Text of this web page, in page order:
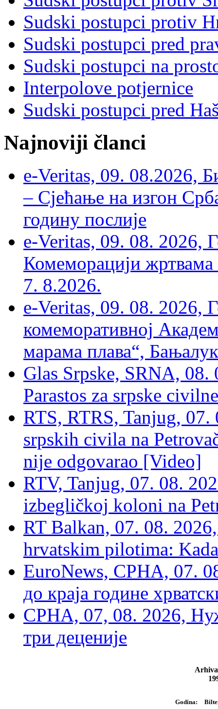
Sudski postupci protiv
Sudski postupci pred
Sudski postupci na
Interpolove potjernice
Sudski postupci pred
Najnoviji članci
e-Veritas, 09. 08.2026,
– Сјећање на изгон
годину послије
e-Veritas, 09. 08. 2026,
Комеморацији жртвама
7. 8.2026.
e-Veritas, 09. 08. 2026,
комеморативној
марама плава“,
Glas Srpske, SRNA,
Parastos za srpske
RTS, RTRS, Tanjug,
srpskih civila na
nije odgovarao [Video]
RTV, Tanjug, 07. 08.
izbegličkoj koloni na
RT Balkan, 07. 08.
hrvatskim pilotima:
EuroNews, СРНА, 07.
до краја године
СРНА, 07, 08. 2026,
три деценије
Godina: